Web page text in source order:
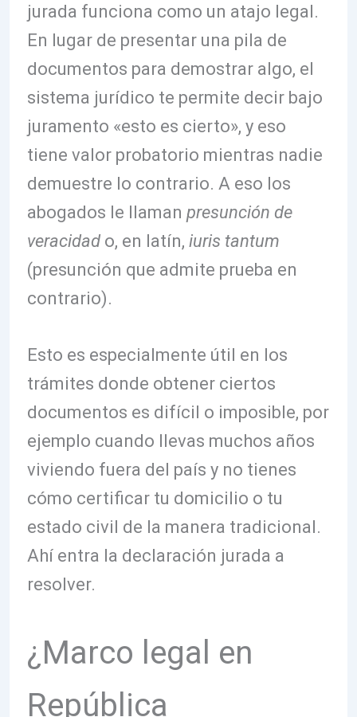
jurada funciona como un atajo legal.
En lugar de presentar una pila de
documentos para demostrar algo, el
sistema jurídico te permite decir bajo
juramento «esto es cierto», y eso
tiene valor probatorio mientras nadie
demuestre lo contrario. A eso los
abogados le llaman presunción de
veracidado, en latín, iuris tantum
(presunción que admite prueba en
contrario).
Esto es especialmente útil en los
trámites donde obtener ciertos
documentos es difícil o imposible, por
ejemplo cuando llevas muchos años
viviendo fuera del país y no tienes
cómo certificar tu domicilio o tu
estado civil de la manera tradicional.
Ahí entra la declaración jurada a
resolver.
¿Marco legal en
República